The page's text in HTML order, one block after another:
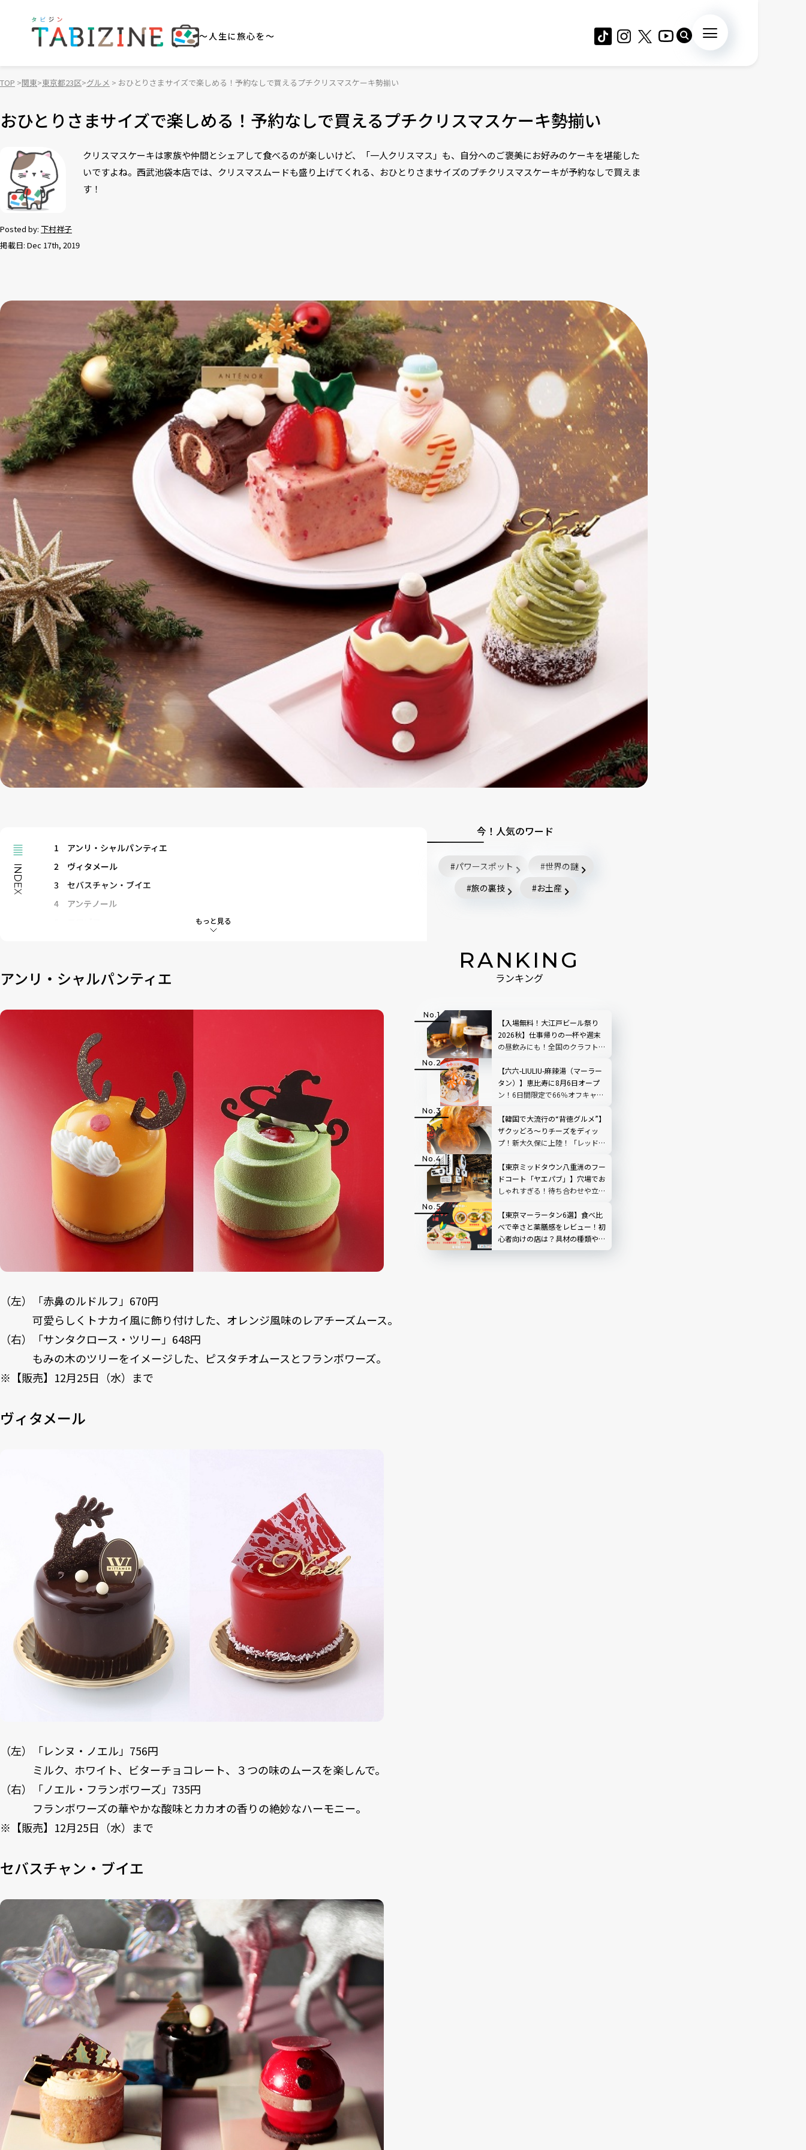
～人生に旅心を～
TOP 関東 東京都23区 グルメ おひとりさまサイズで楽しめる！予約なしで買えるプチクリスマスケーキ勢揃い
おひとりさまサイズで楽しめる！予約なしで買えるプチクリスマスケーキ勢揃い
Posted by: 下村祥子
掲載日: Dec 17th, 2019
クリスマスケーキは家族や仲間とシェアして食べるのが楽しいけど、「一人クリスマス」も、自分へのご褒美にお好みのケーキを堪能した
いですよね。西武池袋本店では、クリスマスムードも盛り上げてくれる、おひとりさまサイズのプチクリスマスケーキが予約なしで買えま
す！
もっと見る
INDEX
1
アンリ・シャルパンティエ
2
ヴィタメール
3
セバスチャン・ブイエ
4
アンテノール
アンリ・シャルパンティエ
（左）「赤鼻のルドルフ」670円
可愛らしくトナカイ風に飾り付けした、オレンジ風味のレアチーズムース。
（右）「サンタクロース・ツリー」648円
もみの木のツリーをイメージした、ピスタチオムースとフランボワーズ。
※【販売】12月25日（水）まで
ヴィタメール
（左）「レンヌ・ノエル」756円
ミルク、ホワイト、ビターチョコレート、３つの味のムースを楽しんで。
（右）「ノエル・フランボワーズ」735円
フランボワーズの華やかな酸味とカカオの香りの絶妙なハーモニー。
※【販売】12月25日（水）まで
セバスチャン・ブイエ
今！人気のワード
パワースポット
世界の謎
旅の裏技
お土産
RANKING
ランキング
【入場無料！大江戸ビール祭り
2026秋】仕事帰りの一杯や週末
の昼飲みにも！全国のクラフトビ
【六六-LIULIU-麻辣湯（マーラー
タン）】恵比寿に8月6日オープ
ン！6日間限定で66％オフキャン
【韓国で大流行の“背徳グルメ”】
ザクッどろ～りチーズをディッ
プ！新大久保に上陸！「レッドチ
【東京ミッドタウン八重洲のフー
ドコート「ヤエパブ」】穴場でお
しゃれすぎる！待ち合わせや立ち
【東京マーラータン6選】食べ比
べで辛さと薬膳感をレビュー！初
心者向けの店は？具材の種類や頼
み方も